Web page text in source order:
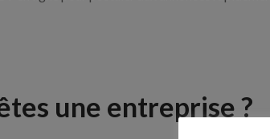
une entreprise ?